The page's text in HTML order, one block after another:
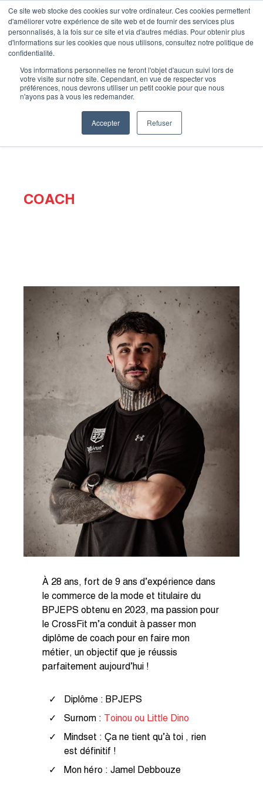
Ce site web stocke des cookies sur votre ordinateur. Ces cookies permettent
d'améliorer votre expérience de site web et de fournir des services plus
personnalisés, à la fois sur ce site et via d'autres médias. Pour obtenir plus
d'informations sur les cookies que nous utilisons, consultez notre politique de
confidentialité.
Vos informations personnelles ne feront l'objet d'aucun suivi lors de
votre visite sur notre site. Cependant, en vue de respecter vos
préférences, nous devrons utiliser un petit cookie pour que nous
n'ayons pas à vous les redemander.
Accepter Refuser
Je m’inscris
Accueil»Coachs»Antoine
ANTOINE
COACH
À 28 ans, fort de 9 ans d’expérience dans
le commerce de la mode et titulaire du
BPJEPS obtenu en 2023, ma passion pour
le CrossFit m’a conduit à passer mon
diplôme de coach pour en faire mon
métier, un objectif que je réussis
parfaitement aujourd’hui !
Diplôme : BPJEPS
Surnom : Toinou ou Little Dino
Mindset : Ça ne tient qu’à toi , rien
est définitif !
Mon héro : Jamel Debbouze